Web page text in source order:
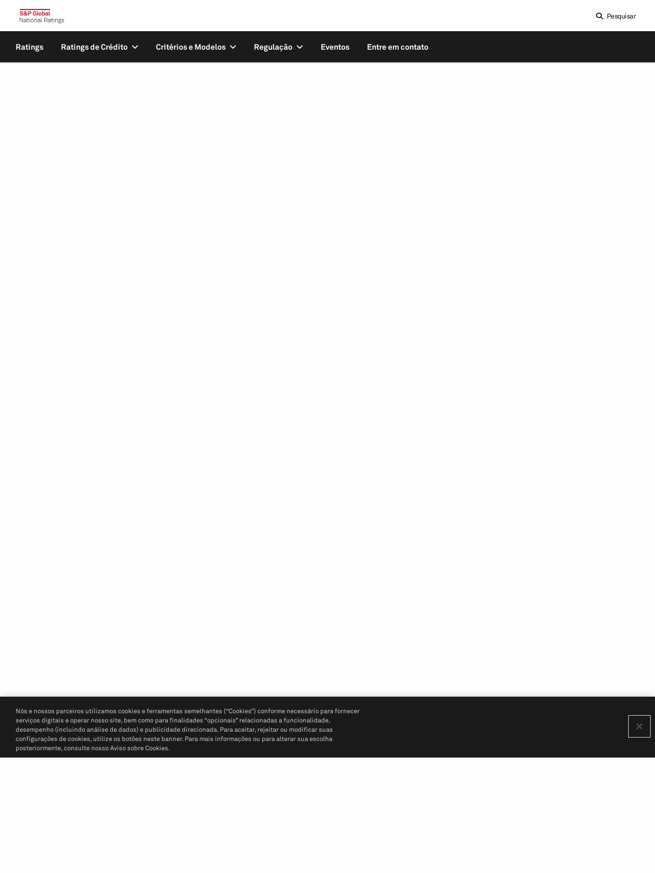
Pesquisar
Ratings Ratings de Crédito Critérios e Modelos Regulação Eventos Entre em contato
Nós e nossos parceiros utilizamos cookies e ferramentas semelhantes (“Cookies”) conforme necessário para fornecer
serviços digitais e operar nosso site, bem como para finalidades “opcionais” relacionadas a funcionalidade,
desempenho (incluindo análise de dados) e publicidade direcionada. Para aceitar, rejeitar ou modificar suas
configurações de cookies, utilize os botões neste banner. Para mais informações ou para alterar sua escolha
posteriormente, consulte nosso Aviso sobre Cookies.